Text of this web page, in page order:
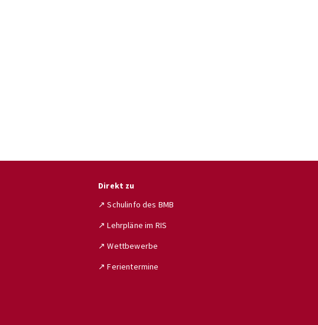
Direkt zu
↗ Schulinfo des BMB
↗ Lehrpläne im RIS
↗ Wettbewerbe
↗ Ferientermine